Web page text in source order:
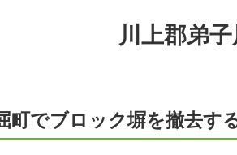
川上郡弟
町でブロック塀を撤去す